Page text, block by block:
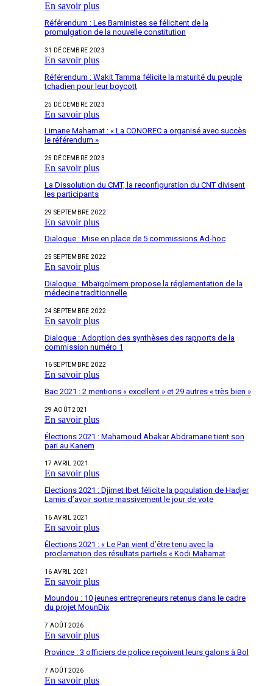
En savoir plus
Référendum : Les Baministes se félicitent de la
promulgation de la nouvelle constitution
31 DÉCEMBRE 2023
En savoir plus
Référendum : Wakit Tamma félicite la maturité du peuple
tchadien pour leur boycott
25 DÉCEMBRE 2023
En savoir plus
Limane Mahamat : « La CONOREC a organisé avec succès
le référendum »
25 DÉCEMBRE 2023
En savoir plus
La Dissolution du CMT, la reconfiguration du CNT divisent
les participants
29 SEPTEMBRE 2022
En savoir plus
Dialogue : Mise en place de 5 commissions Ad-hoc
25 SEPTEMBRE 2022
En savoir plus
Dialogue : Mbaïgolmem propose la réglementation de la
médecine traditionnelle
24 SEPTEMBRE 2022
En savoir plus
Dialogue : Adoption des synthèses des rapports de la
commission numéro 1
16 SEPTEMBRE 2022
En savoir plus
Bac 2021 : 2 mentions « excellent » et 29 autres « très bien »
29 AOÛT 2021
En savoir plus
Élections 2021 : Mahamoud Abakar Abdramane tient son
pari au Kanem
17 AVRIL 2021
En savoir plus
Elections 2021 : Djimet Ibet félicite la population de Hadjer
Lamis d’avoir sortie massivement le jour de vote
16 AVRIL 2021
En savoir plus
Élections 2021 : « Le Pari vient d’être tenu avec la
proclamation des résultats partiels « Kodi Mahamat
16 AVRIL 2021
En savoir plus
Moundou : 10 jeunes entrepreneurs retenus dans le cadre
du projet MounDix
7 AOÛT 2026
En savoir plus
Province : 3 officiers de police reçoivent leurs galons à Bol
7 AOÛT 2026
En savoir plus